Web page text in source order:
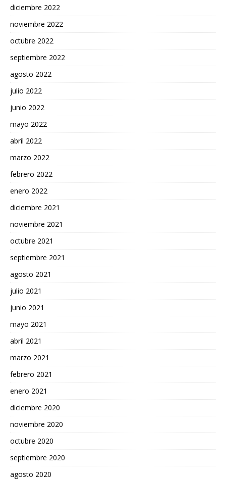
diciembre 2022
noviembre 2022
octubre 2022
septiembre 2022
agosto 2022
julio 2022
junio 2022
mayo 2022
abril 2022
marzo 2022
febrero 2022
enero 2022
diciembre 2021
noviembre 2021
octubre 2021
septiembre 2021
agosto 2021
julio 2021
junio 2021
mayo 2021
abril 2021
marzo 2021
febrero 2021
enero 2021
diciembre 2020
noviembre 2020
octubre 2020
septiembre 2020
agosto 2020